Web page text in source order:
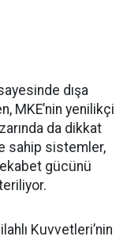
dışa
MKE’nin yenilikçi
da dikkat
sahip sistemler,
gücünü
Kuvvetleri’nin